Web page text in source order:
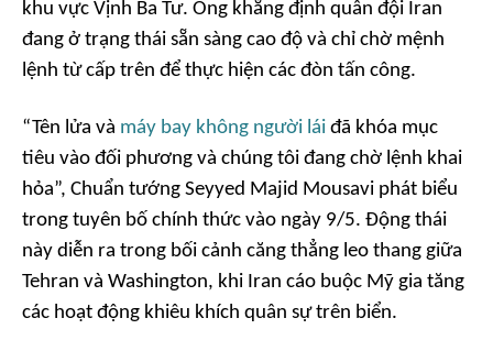
khu vực Vịnh Ba Tư. Ông khẳng định quân đội Iran
đang ở trạng thái sẵn sàng cao độ và chỉ chờ mệnh
lệnh từ cấp trên để thực hiện các đòn tấn công.
“Tên lửa và máy bay không người lái đã khóa mục
tiêu vào đối phương và chúng tôi đang chờ lệnh khai
hỏa”, Chuẩn tướng Seyyed Majid Mousavi phát biểu
trong tuyên bố chính thức vào ngày 9/5. Động thái
này diễn ra trong bối cảnh căng thẳng leo thang giữa
Tehran và Washington, khi Iran cáo buộc Mỹ gia tăng
các hoạt động khiêu khích quân sự trên biển.